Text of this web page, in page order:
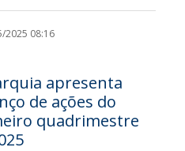
2025 08:16
apresenta
de ações do
quadrimestre